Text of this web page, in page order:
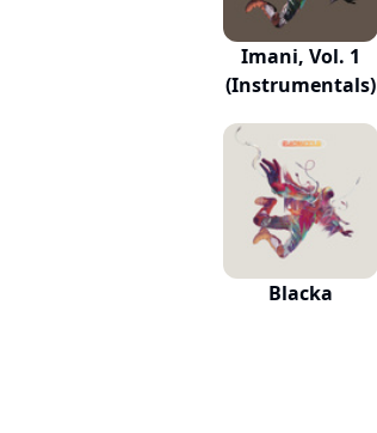
Imani, Vol. 1
(Instrumentals)
Blacka